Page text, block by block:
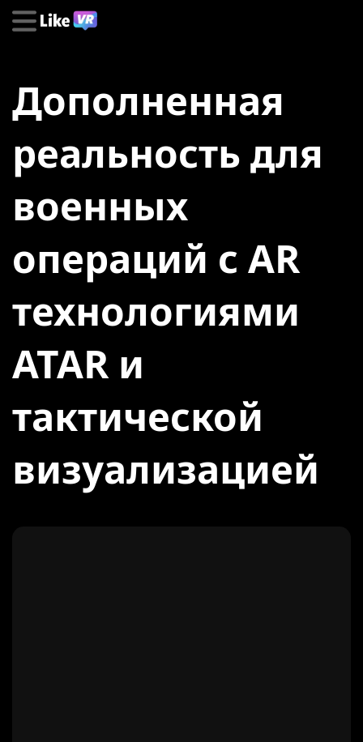
Дополненная
реальность для
военных
операций с AR
технологиями
ATAR и
тактической
визуализацией